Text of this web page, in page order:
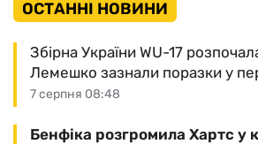
ОСТАННІ НОВИНИ
7 серпня 08:48
Збірна України WU-17
Лемешко зазнали поразки у
Бенфіка розгромила Хартс у